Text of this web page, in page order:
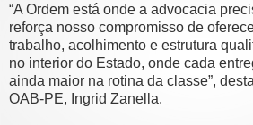
“A Ordem está onde a advocacia
reforça nosso compromisso de
trabalho, acolhimento e estrutura
no interior do Estado, onde cada
ainda maior na rotina da classe”,
OAB-PE, Ingrid Zanella.